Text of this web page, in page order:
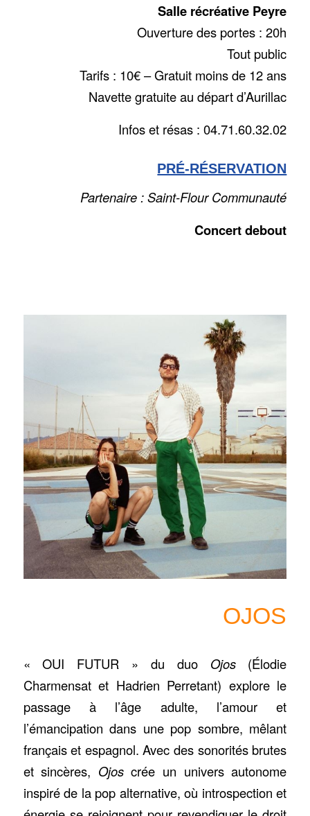
Salle récréative Peyre
Ouverture des portes : 20h
Tout public
Tarifs : 10€ – Gratuit moins de 12 ans
Navette gratuite au départ d’Aurillac
Infos et résas : 04.71.60.32.02
PRÉ-RÉSERVATION
Partenaire : Saint-Flour Communauté
Concert debout
OJOS
« OUI FUTUR » du duo Ojos(Élodie
Charmensat et Hadrien Perretant) explore le
passage à l’âge adulte, l’amour et
l’émancipation dans une pop sombre, mêlant
français et espagnol. Avec des sonorités brutes
et sincères, Ojoscrée un univers autonome
inspiré de la pop alternative, où introspection et